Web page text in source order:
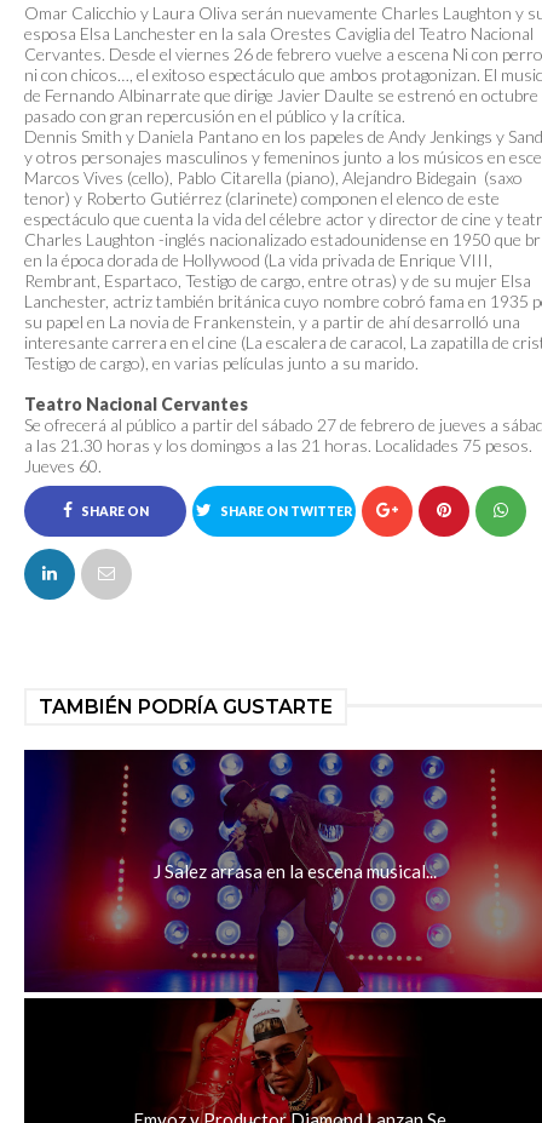
Omar Calicchio y Laura Oliva serán nuevamente Charles Laughton y
esposa Elsa Lanchester en la sala Orestes Caviglia del Teatro Nacional
Cervantes. Desde el viernes 26 de febrero vuelve a escena Ni con
ni con chicos…, el exitoso espectáculo que ambos protagonizan. El
de Fernando Albinarrate que dirige Javier Daulte se estrenó en octubre
pasado con gran repercusión en el público y la crítica.
Dennis Smith y Daniela Pantano en los papeles de Andy Jenkings y
y otros personajes masculinos y femeninos junto a los músicos en
Marcos Vives (cello), Pablo Citarella (piano), Alejandro Bidegain (saxo
tenor) y Roberto Gutiérrez (clarinete) componen el elenco de este
espectáculo que cuenta la vida del célebre actor y director de cine y
Charles Laughton -inglés nacionalizado estadounidense en 1950 que
en la época dorada de Hollywood (La vida privada de Enrique VIII,
Rembrant, Espartaco, Testigo de cargo, entre otras) y de su mujer Elsa
Lanchester, actriz también británica cuyo nombre cobró fama en 1935
su papel en La novia de Frankenstein, y a partir de ahí desarrolló una
interesante carrera en el cine (La escalera de caracol, La zapatilla de
Testigo de cargo), en varias películas junto a su marido.
Teatro Nacional Cervantes
Se ofrecerá al público a partir del sábado 27 de febrero de jueves a
a las 21.30 horas y los domingos a las 21 horas. Localidades 75 pesos.
Jueves 60.
SHARE ON
FACEBOOK
SHARE ON TWITTER
TAMBIÉN PODRÍA GUSTARTE
J Salez arrasa en la escena musical...